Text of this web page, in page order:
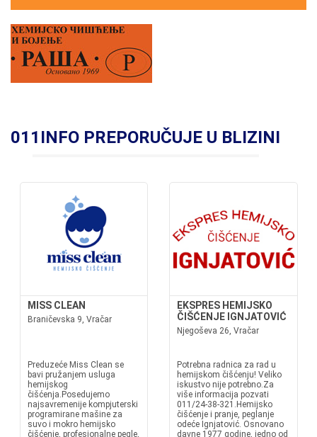
011INFO PREPORUČUJE U BLIZINI
MISS CLEAN
Braničevska 9, Vračar
Preduzeće Miss Clean se
bavi pružanjem usluga
hemijskog
čišćenja.Posedujemo
najsavremenije kompjuterski
programirane mašine za
suvo i mokro hemijsko
čišćenje, profesionalne pegle,
EKSPRES HEMIJSKO
ČIŠĆENJE IGNJATOVIĆ
Njegoševa 26, Vračar
Potrebna radnica za rad u
hemijskom čišćenju! Veliko
iskustvo nije potrebno.Za
više informacija pozvati
011/24-38-321.Hemijsko
čišćenje i pranje, peglanje
odeće Ignjatović. Osnovano
davne 1977 godine, jedno od